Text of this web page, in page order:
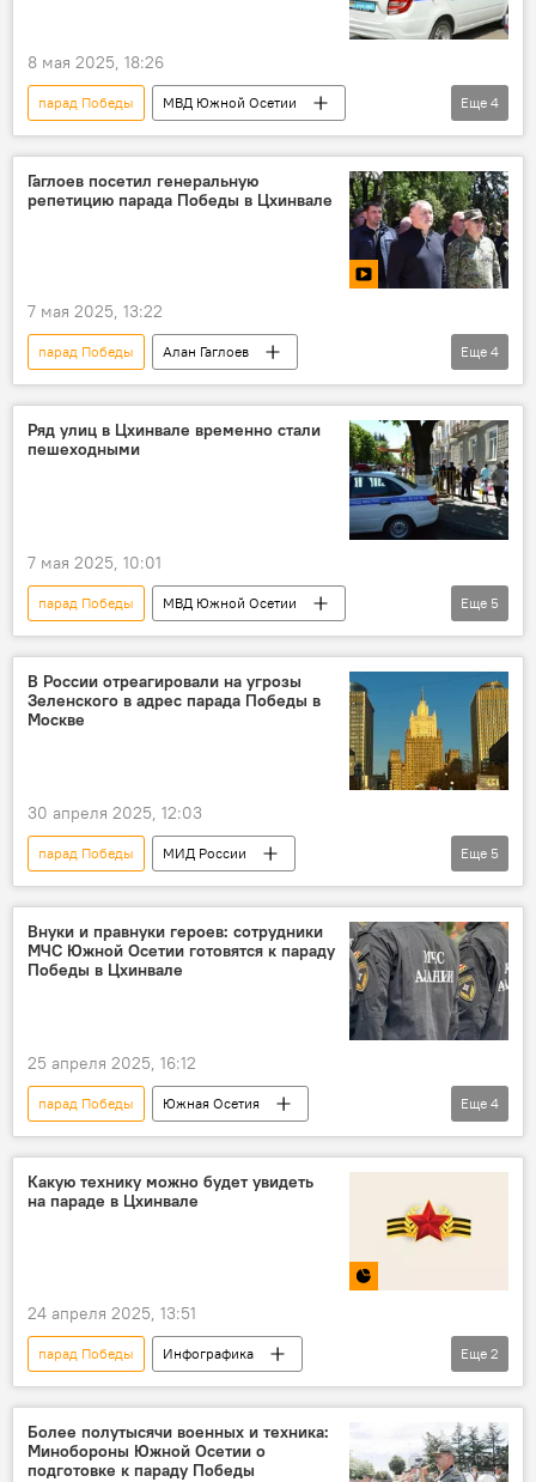
8 мая 2025, 18:26
парад Победы
МВД Южной Осетии
Новости
Южная Осетия
парад
80-летие Победы в Великой Отечественной войне
Еще 4
Гаглоев посетил генеральную
репетицию парада Победы в Цхинвале
7 мая 2025, 13:22
парад Победы
Алан Гаглоев
Южная Осетия
Новости
День Победы
80-летие Победы в Великой Отечественной войне
Еще 4
Ряд улиц в Цхинвале временно стали
пешеходными
7 мая 2025, 10:01
парад Победы
МВД Южной Осетии
Южная Осетия
УГИБДД МВД Южной Осетии
Новости
80-летие Победы в Великой Отечественной войне
Еще 5
В России отреагировали на угрозы
Зеленского в адрес парада Победы в
Москве
30 апреля 2025, 12:03
парад Победы
МИД России
Мария Захарова
Украина
Россия
80-летие Победы в Великой Отечественной войне
Еще 5
Внуки и правнуки героев: сотрудники
МЧС Южной Осетии готовятся к параду
Победы в Цхинвале
25 апреля 2025, 16:12
парад Победы
Южная Осетия
80-летие Победы в Великой Отечественной войне
МЧС Южной Осетии
День Победы
Еще 4
Какую технику можно будет увидеть
на параде в Цхинвале
24 апреля 2025, 13:51
парад Победы
Инфографика
Южная Осетия
Еще 2
Более полутысячи военных и техника:
Минобороны Южной Осетии о
подготовке к параду Победы